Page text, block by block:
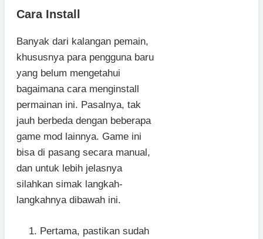
Cara Install
Banyak dari kalangan pemain,
khususnya para pengguna baru
yang belum mengetahui
bagaimana cara menginstall
permainan ini. Pasalnya, tak
jauh berbeda dengan beberapa
game mod lainnya. Game ini
bisa di pasang secara manual,
dan untuk lebih jelasnya
silahkan simak langkah-
langkahnya dibawah ini.
Pertama, pastikan sudah